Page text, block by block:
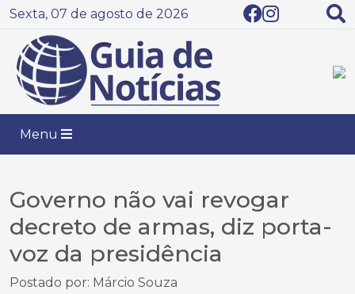
Sexta, 07 de agosto de 2026
Menu
Governo não vai revogar
decreto de armas, diz porta-
voz da presidência
Postado por: Márcio Souza